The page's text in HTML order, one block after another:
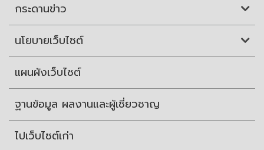
กระดานข่าว
นโยบายเว็บไซต์
แผนผังเว็บไซต์
ฐานข้อมูล ผลงานและผู้เชี่ยวชาญ
ไปเว็บไซต์เก่า